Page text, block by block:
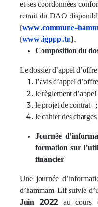
et ses coordonnées
retrait du DAO
(www.commune-
(www.igppp.tn).
Composition du
Le dossier d’appel
l’avis d’appel
le règlement
le projet de contrat ;
le cahier des
Journée
formation sur
financier
Une journée
d’hammam-Lif suivie
Juin 2022 au cours